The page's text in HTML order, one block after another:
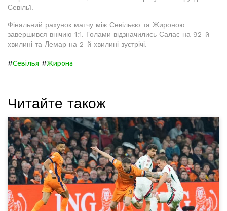
Севільї.
Фінальний рахунок матчу між Севільєю та Жироною
завершився внічию 1:1. Голами відзначились Салас на 92-й
хвилині та Лемар на 2-й хвилині зустрічі.
#Севілья #Жирона
Читайте також